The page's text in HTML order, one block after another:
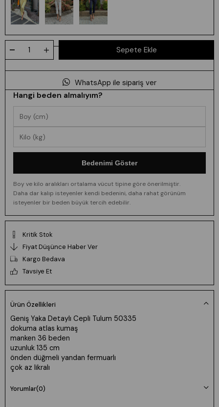
WhatsApp ile sipariş ver
Hangi beden almalıyım?
Bedenimi Göster
Boy ve kilo aralıkları ortalama vücut tipine göre önerilmiştir.
Daha dar kalıp isteyenler kendi bedenini, daha rahat görünüm
isteyenler bir beden büyük tercih edebilir.
Kritik Stok
Fiyat Düşünce Haber Ver
Kargo Bedava
Tavsiye Et
Ürün Özellikleri
Geniş Yaka Detaylı Cepli Tulum 50335
dokuma atlas kumaş
manken 36 beden
uzunluk 135 cm
önden düğmeli yandan fermuarlı
çok az likralı
tam kalıp
Yorumlar(0)